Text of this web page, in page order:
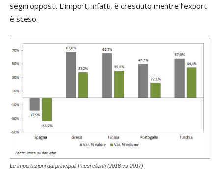
segni opposti. L’import, infatti, è cresciuto mentre l’export
è sceso.
Le importazioni dai principali Paesi clienti (2018 vs 2017)